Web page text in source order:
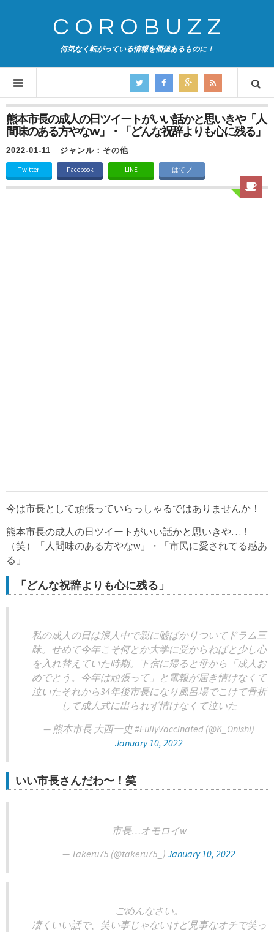
COROBUZZ
何気なく転がっている情報を価値あるものに！
熊本市長の成人の日ツイートがいい話かと思いきや「人
間味のある方やなw」・「どんな祝辞よりも心に残る」
2022-01-11 ジャンル： その他
Twitter Facebook LINE はてブ
今は市長として頑張っていらっしゃるではありませんか！
熊本市長の成人の日ツイートがいい話かと思いきや…！
（笑）「人間味のある方やなw」・「市民に愛されてる感あ
る」
「どんな祝辞よりも心に残る」
私の成人の日は浪人中で親に嘘ばかりついてドラム三
昧。せめて今年こそ何とか大学に受からねばと少し心
を入れ替えていた時期。下宿に帰ると母から「成人お
めでとう。今年は頑張って」と電報が届き情けなくて
泣いたそれから34年後市長になり風呂場でこけて骨折
して成人式に出られず情けなくて泣いた
— 熊本市長 大西一史 #FullyVaccinated (@K_Onishi)
January 10, 2022
いい市長さんだわ〜！笑
市長…オモロイw
— Takeru75 (@takeru75_) January 10, 2022
ごめんなさい。
凄くいい話で、笑い事じゃないけど見事なオチで笑っ